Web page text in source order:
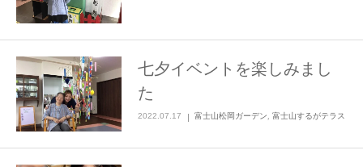
七夕イベントを楽しみまし
た
2022.07.17 富士山松岡ガーデン, 富士山するがテラス